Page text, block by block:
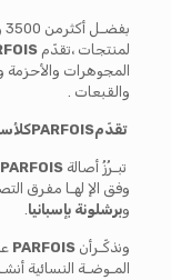
لمنتجات ،تقدّم
المجوهرات والأحزمة
والقبعات .
تقدّمPARFOIS
تبـرُزُ أصالة PARFOIS
وفق الإ لهـا مفرق
وبرشلونة بإسبانيا.
ونذكّـرأن PARFOIS
المـوضـة النسائية